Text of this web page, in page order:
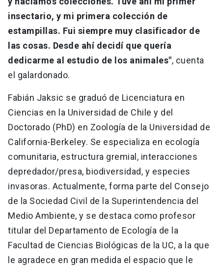
insectario, y mi primera colección de
estampillas. Fui siempre muy clasificador de
las cosas. Desde ahí decidí que quería
dedicarme al estudio de los animales", cuenta
el galardonado.
Fabián Jaksic se graduó de Licenciatura en
Ciencias en la Universidad de Chile y del
Doctorado (PhD) en Zoología de la Universidad de
California-Berkeley. Se especializa en ecología
comunitaria, estructura gremial, interacciones
depredador/presa, biodiversidad, y especies
invasoras. Actualmente, forma parte del Consejo
de la Sociedad Civil de la Superintendencia del
Medio Ambiente, y se destaca como profesor
titular del Departamento de Ecología de la
Facultad de Ciencias Biológicas de la UC, a la que
le agradece en gran medida el espacio que le